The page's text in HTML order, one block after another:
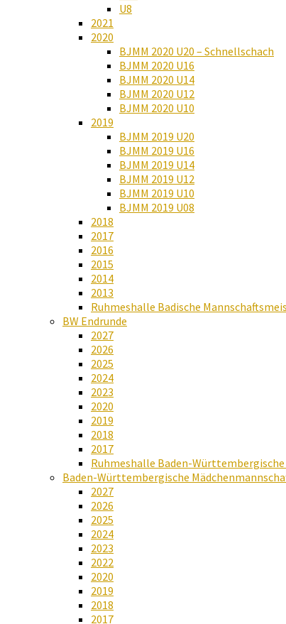
U8
2021
2020
BJMM 2020 U20 – Schnellschach
BJMM 2020 U16
BJMM 2020 U14
BJMM 2020 U12
BJMM 2020 U10
2019
BJMM 2019 U20
BJMM 2019 U16
BJMM 2019 U14
BJMM 2019 U12
BJMM 2019 U10
BJMM 2019 U08
2018
2017
2016
2015
2014
2013
Ruhmeshalle Badische
BW Endrunde
2027
2026
2025
2024
2023
2020
2019
2018
2017
Ruhmeshalle Baden-Württembergische
Baden-Württembergische
2027
2026
2025
2024
2023
2022
2020
2019
2018
2017